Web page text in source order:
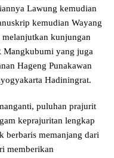
Lawung kemudian
kemudian Wayang
kunjungan
Mangkubumi yang juga
Hageng Punakawan
Hadiningrat.
puluhan prajurit
keprajuritan lengkap
berbaris memanjang dari
memberikan